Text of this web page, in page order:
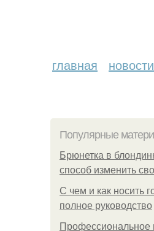
главная новости
Популярные
Брюнетка в
способ изменить
С чем и как носить
полное руководство
Профессиональное